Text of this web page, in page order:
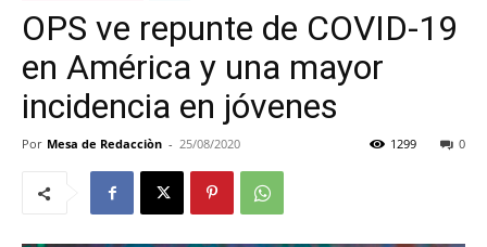
OPS ve repunte de COVID-19
en América y una mayor
incidencia en jóvenes
Por Mesa de Redacciòn - 25/08/2020 0
1299